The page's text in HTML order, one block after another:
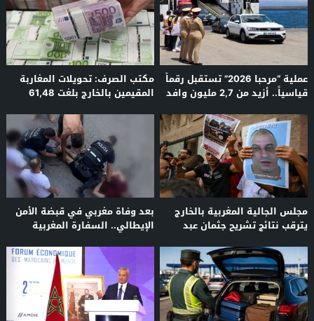
عملية “مرحبا 2026” تستقبل رقماً
قياسياً.. أزيد من 2,7 مليون وافد
مكتب الصرف: تحويلات المغاربة
المقيمين بالخارج بلغت 61,48
مجلس الجالية المغربية بالخارج
يترقب نتائج تشريح جثمان عبد
وفاته بإيطاليا
بعد وفاة مغربي في قبضة الأمن
الإيطالي.. السفارة المغربية